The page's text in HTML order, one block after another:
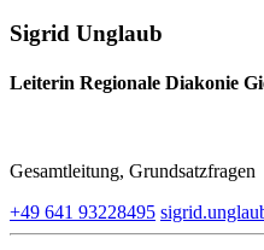
Sigrid Unglaub
Leiterin Regionale Diakonie
Gesamtleitung, Grundsatzfragen
+49 641 93228495